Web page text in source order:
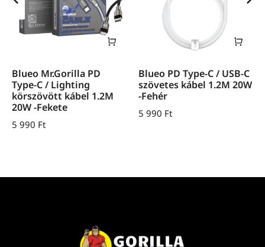
Blueo Mr.Gorilla PD
Type-C / Lighting
körszövött kábel 1.2M
20W -Fekete
5 990 Ft
Blueo PD Type-C / USB-C
szövetes kábel 1.2M 20W
-Fehér
5 990 Ft